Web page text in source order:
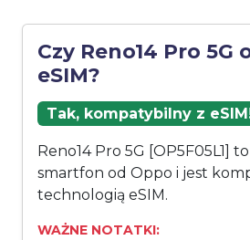
Czy Reno14 Pro 5G
eSIM?
Tak, kompatybilny z
Reno14 Pro 5G [OP5F05L1]
smartfon od Oppo i jest
technologią eSIM.
WAŻNE NOTATKI: